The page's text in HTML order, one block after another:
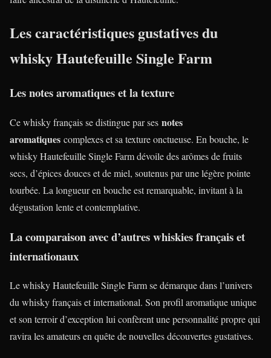
Les caractéristiques gustatives du
whisky Hautefeuille Single Farm
Les notes aromatiques et la texture
Ce whisky français se distingue par ses notes
aromatiques complexes et sa texture onctueuse. En bouche, le
whisky Hautefeuille Single Farm dévoile des arômes de fruits
secs, d’épices douces et de miel, soutenus par une légère pointe
tourbée. La longueur en bouche est remarquable, invitant à la
dégustation lente et contemplative.
La comparaison avec d’autres whiskies français et
internationaux
Le whisky Hautefeuille Single Farm se démarque dans l’univers
du whisky français et international. Son profil aromatique unique
et son terroir d’exception lui confèrent une personnalité propre qui
ravira les amateurs en quête de nouvelles découvertes gustatives.